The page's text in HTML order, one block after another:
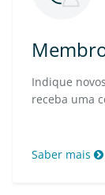
Indique
receba uma
Saber mais